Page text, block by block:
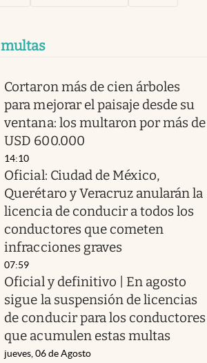
multas
Cortaron más de cien árboles
para mejorar el paisaje desde su
ventana: los multaron por más de
USD 600.000
14:10
Oficial: Ciudad de México,
Querétaro y Veracruz anularán la
licencia de conducir a todos los
conductores que cometen
infracciones graves
07:59
Oficial y definitivo | En agosto
sigue la suspensión de licencias
de conducir para los conductores
que acumulen estas multas
jueves, 06 de Agosto